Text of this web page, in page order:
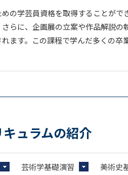
の学芸員資格を取得することが
らに、企画展の立案や作品解説
ます。この課程で学んだ多くの
キュラムの紹介
芸術学基礎演習 美術史